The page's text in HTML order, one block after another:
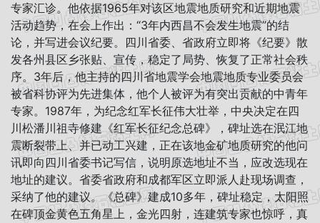
专家汇诊。他依据1965年对该区地震地质研究和近期地震
活动趋势，在会上作出：“3年内西昌不会发生地震”的结
论，并写进会议纪要。四川省委、省政府立即将《纪要》散
发各州县区乡张贴、宣传，稳定了局势、恢复了正常社会秩
序。3年后，他主持的四川省地震学会地震地质专业委员会
被省科协评为先进集体，他个人被评为有突出贡献的中青年
专家。1987年，为纪念红军长征伟大壮举，中央决定在四
川松潘川祖寺修建《红军长征纪念总碑》，碑址选在泯江地
震断裂带上、并已动工兴建，正在该地金矿地质研究的他问
讯即向四川省委书记写信，说明原选地址不当，应改选现在
地址的建议。省委省政府和成都军区立即派人赴现场调查，
采纳了他的建议。《总碑》建成10多年，碑址稳定，太阳照
在碑顶金黄色五角星上，金光四射，连建筑专家也惊呼，真